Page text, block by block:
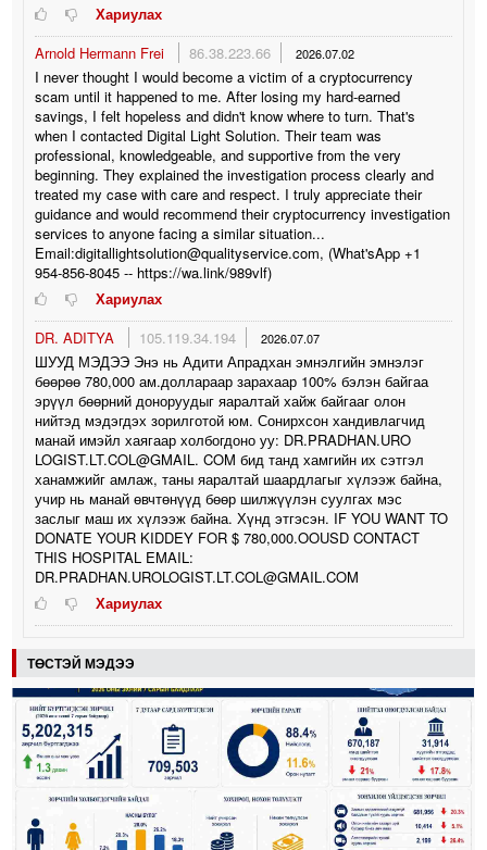
Хариулах
Arnold Hermann Frei
86.38.223.66 2026.07.02
I never thought I would become a victim of a cryptocurrency
scam until it happened to me. After losing my hard-earned
savings, I felt hopeless and didn't know where to turn. That's
when I contacted Digital Light Solution. Their team was
professional, knowledgeable, and supportive from the very
beginning. They explained the investigation process clearly and
treated my case with care and respect. I truly appreciate their
guidance and would recommend their cryptocurrency investigation
services to anyone facing a similar situation...
Email:digitallightsolution@qualityservice.com, (What'sApp +1
954-856-8045 -- https://wa.link/989vlf)
Хариулах
DR. ADITYA
105.119.34.194 2026.07.07
ШУУД МЭДЭЭ Энэ нь Адити Апрадхан эмнэлгийн эмнэлэг
бөөрөө 780,000 ам.доллараар зарахаар 100% бэлэн байгаа
эрүүл бөөрний доноруудыг яаралтай хайж байгааг олон
нийтэд мэдэгдэх зорилготой юм. Сонирхсон хандивлагчид
манай имэйл хаягаар холбогдоно уу: DR.PRADHAN.URO
LOGIST.LT.COL@GMAIL. COM бид танд хамгийн их сэтгэл
ханамжийг амлаж, таны яаралтай шаардлагыг хүлээж байна,
учир нь манай өвчтөнүүд бөөр шилжүүлэн суулгах мэс
заслыг маш их хүлээж байна. Хүнд этгэсэн. IF YOU WANT TO
DONATE YOUR KIDDEY FOR $ 780,000.OOUSD CONTACT
THIS HOSPITAL EMAIL:
DR.PRADHAN.UROLOGIST.LT.COL@GMAIL.COM
Хариулах
ТӨСТЭЙ МЭДЭЭ